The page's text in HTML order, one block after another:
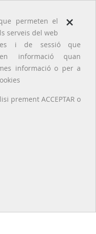
×
permeten el
serveis del web
i de sessió que
informació quan
informació o per a
prement ACCEPTAR o
1984]